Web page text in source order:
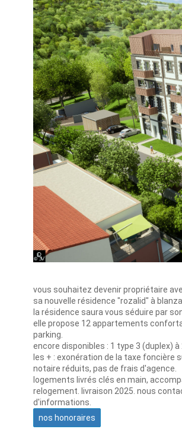
vous souhaitez devenir propriétaire
sa nouvelle résidence "rozalid" à
la résidence saura vous séduire par
elle propose 12 appartements
parking.
encore disponibles : 1 type 3 (duplex)
les + : exonération de la taxe foncière
notaire réduits, pas de frais d'agence.
logements livrés clés en main,
relogement. livraison 2025. nous
d'informations.
nos honoraires